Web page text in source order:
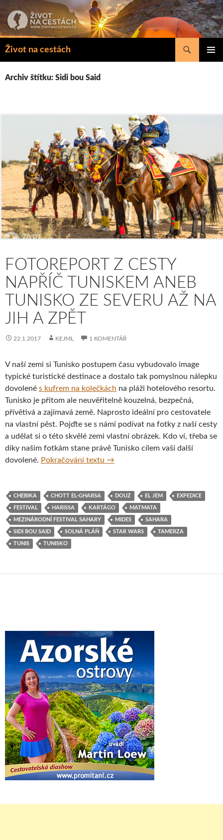
k
obsahu
Život na cestách
Hledat
Archiv štítku: Sidi bou Said
FOTOREPORT Z CESTY
NAPŘÍČ TUNISKEM ANEB
TUNISKO ZE SEVERU AŽ NA
JIH A ZPĚT
22.1.2017 KEJML 1 KOMENTÁŘ
V naší zemi si Tunisko postupem času vybudovalo image
typické turistické destinace a dostalo tak pomyslnou nálepku
dovolené s kufrem na kolečkách na pláži hotelového resortu.
Tunisko je přitom ale neuvěřitelně kouzelná, bezpečná,
přívětivá a zajímavá země. Naprosto ideální pro cestovatele
na vlastní pěst. Pojďte se s námi podívat na fotky z naší cesty
a udělat si o této skvělé zemi vlastní obrázek. Kdo ví, třeba se
díky našim fotkám stane právě Tunisko cílem vaší další
dovolené. Pokračování textu Fotoreport z cesty napříč
→
CHEBIKA CHOTT EL-GHARSA DOUZ EL JEM EXPEDICE
FESTIVAL HARISSA KARTÁGO MATMATA
MEZINÁRODNÍ FESTIVAL SAHARY MIDES SAHARA
SIDI BOU SAID SOLNÁ PLÁŇ STAR WARS TAMERZA
TUNIS TUNISKO